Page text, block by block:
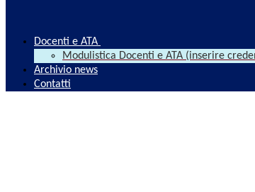
Docenti e ATA
Modulistica Docenti e ATA (inserire
Archivio news
Contatti